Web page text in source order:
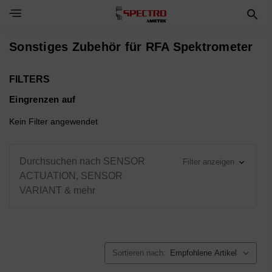
Toggle Navigation Menu
Sonstiges Zubehör für RFA Spektrometer
FILTERS
Eingrenzen auf
Kein Filter angewendet
Durchsuchen nach SENSOR
ACTUATION, SENSOR
VARIANT & mehr
Filter anzeigen
Sortieren nach: